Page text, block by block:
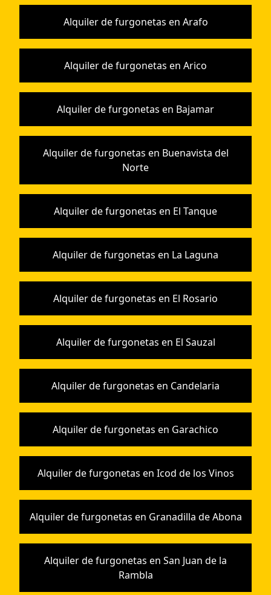
Alquiler de furgonetas en Arafo
Alquiler de furgonetas en Arico
Alquiler de furgonetas en Bajamar
Alquiler de furgonetas en Buenavista del
Norte
Alquiler de furgonetas en El Tanque
Alquiler de furgonetas en La Laguna
Alquiler de furgonetas en El Rosario
Alquiler de furgonetas en El Sauzal
Alquiler de furgonetas en Candelaria
Alquiler de furgonetas en Garachico
Alquiler de furgonetas en Icod de los Vinos
Alquiler de furgonetas en Granadilla de Abona
Alquiler de furgonetas en San Juan de la
Rambla